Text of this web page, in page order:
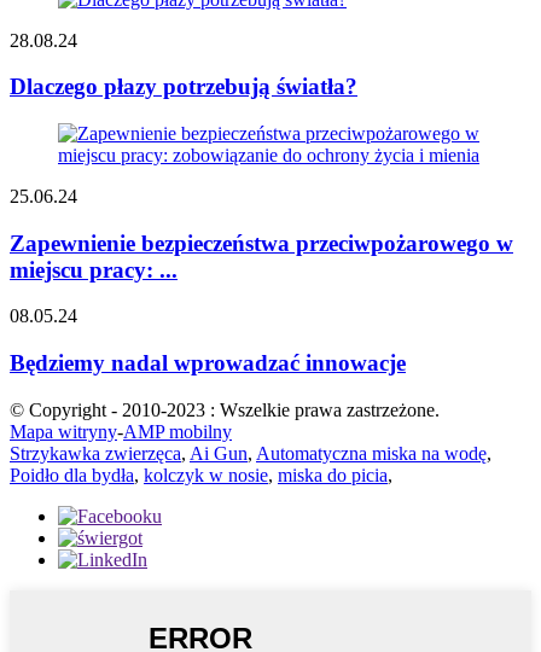
28.08.24
Dlaczego płazy potrzebują światła?
25.06.24
Zapewnienie bezpieczeństwa przeciwpożarowego w
miejscu pracy: ...
08.05.24
Będziemy nadal wprowadzać innowacje
© Copyright - 2010-2023 : Wszelkie prawa zastrzeżone.
Mapa witryny-AMP mobilny
Strzykawka zwierzęca, Ai Gun, Automatyczna miska na wodę,
Poidło dla bydła, kolczyk w nosie, miska do picia,